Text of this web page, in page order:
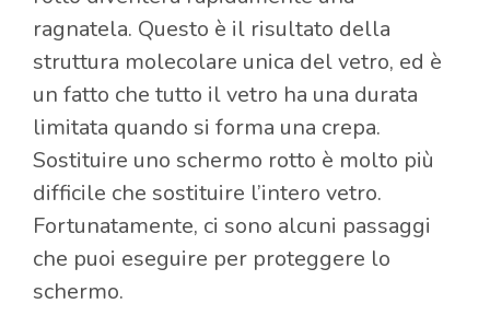
ragnatela. Questo è il risultato della
struttura molecolare unica del vetro, ed è
un fatto che tutto il vetro ha una durata
limitata quando si forma una crepa.
Sostituire uno schermo rotto è molto più
difficile che sostituire l’intero vetro.
Fortunatamente, ci sono alcuni passaggi
che puoi eseguire per proteggere lo
schermo.